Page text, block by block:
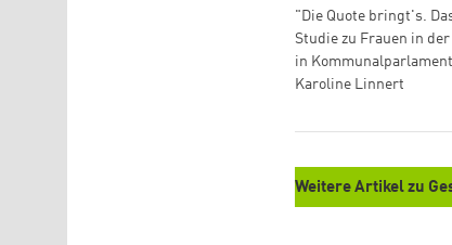
"Die Quote bringt's.
Studie zu Frauen in
in
Karoline Linnert
Weitere Artikel zu